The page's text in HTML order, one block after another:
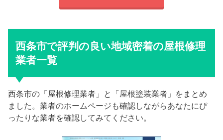
西条市で評判の良い地域密着の屋根修理
業者一覧
西条市の「屋根修理業者」と「屋根塗装業者」をまとめ
ました。業者のホームページも確認しながらあなたにぴ
ったりな業者を確認してみてください。